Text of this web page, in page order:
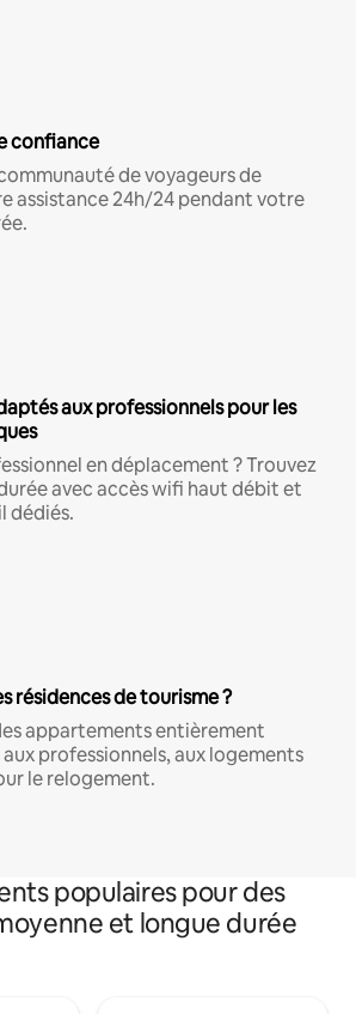
confiance
de voyageurs de
assistance 24h/24 pendant votre
aux professionnels pour les
en déplacement ? Trouvez
avec accès wifi haut débit et
dédiés.
résidences de tourisme ?
appartements entièrement
professionnels, aux logements
le relogement.
populaires pour des
et longue durée